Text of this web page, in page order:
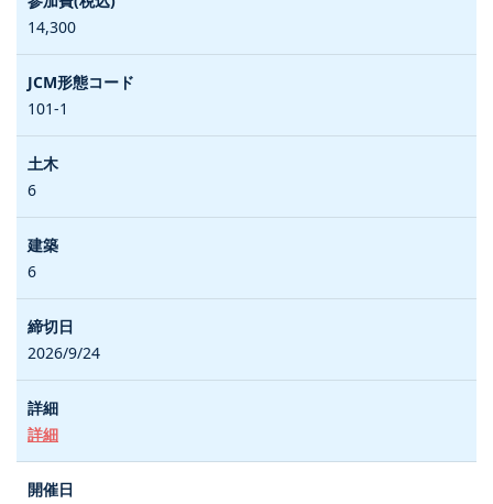
14,300
101-1
6
6
2026/9/24
詳細